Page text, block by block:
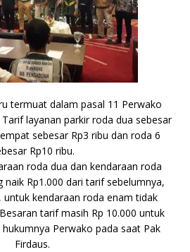
termuat dalam pasal 11 Perwako
layanan parkir roda dua sebesar
sebesar Rp3 ribu dan roda 6
Rp10 ribu.
roda dua dan kendaraan roda
Rp1.000 dari tarif sebelumnya,
untuk kendaraan roda enam tidak
tarif masih Rp 10.000 untuk
Perwako pada saat Pak
Firdaus.